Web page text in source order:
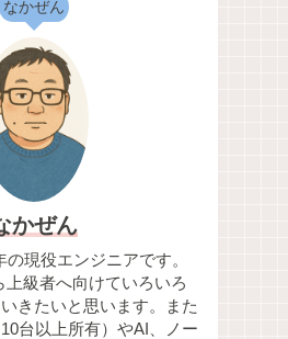
なかぜん
かぜん
現役エンジニアです。
級者へ向けていろいろ
きたいと思います。また
台以上所有）やAI、ノー